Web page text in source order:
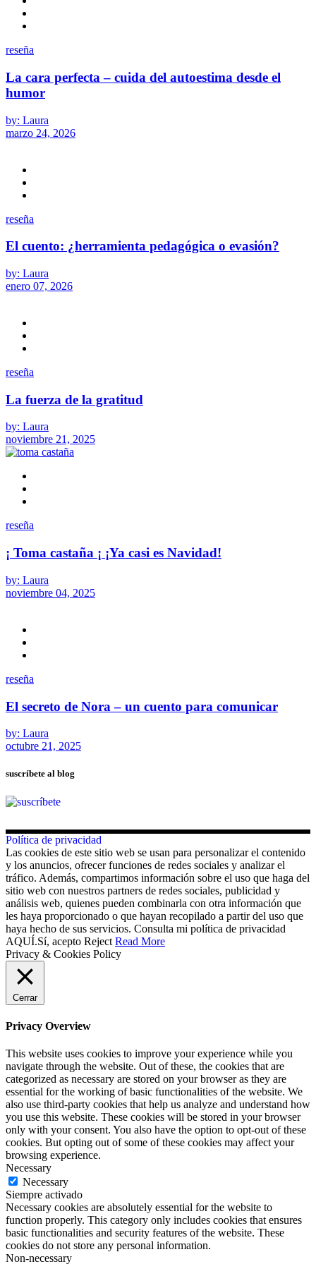
reseña
La cara perfecta – cuida del autoestima desde el
humor
by: Laura
marzo 24, 2026
reseña
El cuento: ¿herramienta pedagógica o evasión?
by: Laura
enero 07, 2026
reseña
La fuerza de la gratitud
by: Laura
noviembre 21, 2025
reseña
¡ Toma castaña ¡ ¡Ya casi es Navidad!
by: Laura
noviembre 04, 2025
reseña
El secreto de Nora – un cuento para comunicar
by: Laura
octubre 21, 2025
suscríbete al blog
Política de privacidad
Las cookies de este sitio web se usan para personalizar el contenido
y los anuncios, ofrecer funciones de redes sociales y analizar el
tráfico. Además, compartimos información sobre el uso que haga del
sitio web con nuestros partners de redes sociales, publicidad y
análisis web, quienes pueden combinarla con otra información que
les haya proporcionado o que hayan recopilado a partir del uso que
haya hecho de sus servicios. Consulta mi política de privacidad
AQUÍ.Sí, acepto Reject Read More
Privacy & Cookies Policy
Cerrar
Privacy Overview
This website uses cookies to improve your experience while you
navigate through the website. Out of these, the cookies that are
categorized as necessary are stored on your browser as they are
essential for the working of basic functionalities of the website. We
also use third-party cookies that help us analyze and understand how
you use this website. These cookies will be stored in your browser
only with your consent. You also have the option to opt-out of these
cookies. But opting out of some of these cookies may affect your
browsing experience.
Necessary
Necessary
Siempre activado
Necessary cookies are absolutely essential for the website to
function properly. This category only includes cookies that ensures
basic functionalities and security features of the website. These
cookies do not store any personal information.
Non-necessary